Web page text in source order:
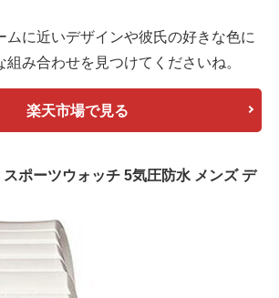
ムに近いデザインや彼氏の好きな色に
組み合わせを見つけてくださいね。
楽天市場で見る
スポーツウォッチ 5気圧防水 メンズ デ